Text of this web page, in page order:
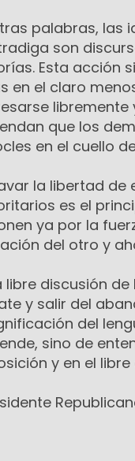
palabras, las
son
Esta acción
en el claro
que los
en el cuello
la libertad de
es el
ya por la
del otro y
libre discusión
y salir del
del
sino de
y en el